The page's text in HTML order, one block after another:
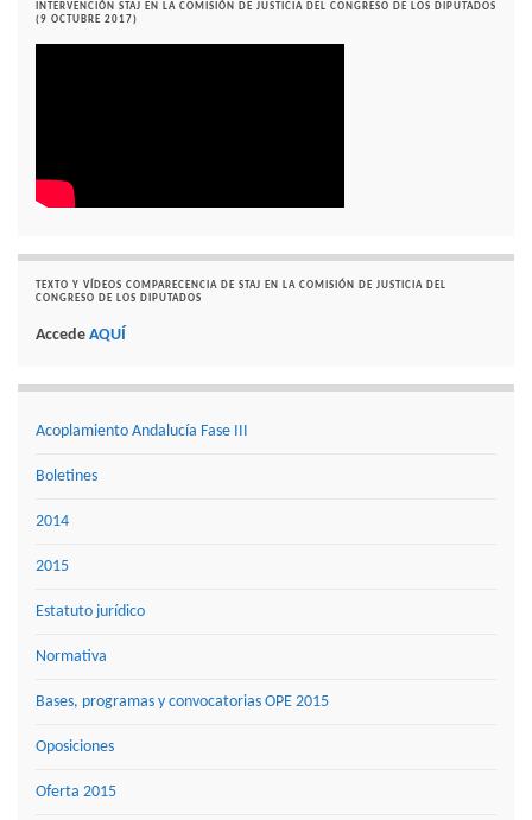
INTERVENCIÓN STAJ EN LA COMISIÓN DE JUSTICIA DEL CONGRESO DE LOS DIPUTADOS
(9 OCTUBRE 2017)
TEXTO Y VÍDEOS COMPARECENCIA DE STAJ EN LA COMISIÓN DE JUSTICIA DEL
CONGRESO DE LOS DIPUTADOS
Accede AQUÍ
Acoplamiento Andalucía Fase III
Boletines
2014
2015
Estatuto jurídico
Normativa
Bases, programas y convocatorias OPE 2015
Oposiciones
Oferta 2015